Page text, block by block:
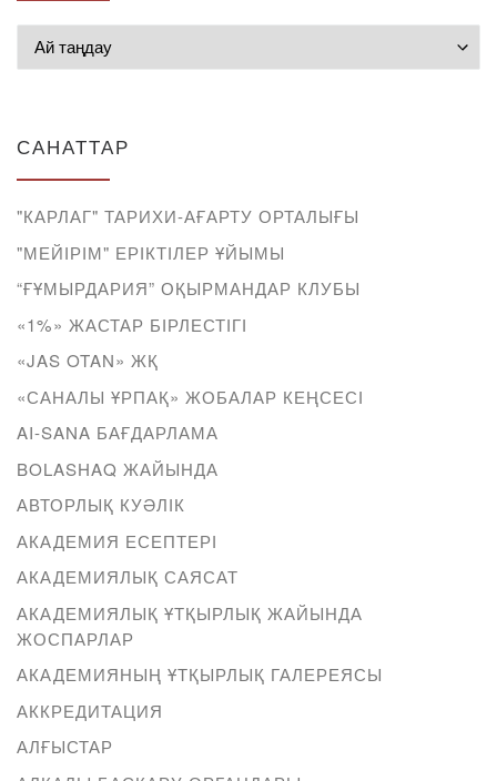
САНАТТАР
"КАРЛАГ" ТАРИХИ-АҒАРТУ ОРТАЛЫҒЫ
"МЕЙІРІМ" ЕРІКТІЛЕР ҰЙЫМЫ
“ҒҰМЫРДАРИЯ” ОҚЫРМАНДАР КЛУБЫ
«1%» ЖАСТАР БІРЛЕСТІГІ
«JAS OTAN» ЖҚ
«САНАЛЫ ҰРПАҚ» ЖОБАЛАР КЕҢСЕСІ
AI-SANA БАҒДАРЛАМА
BOLASHAQ ЖАЙЫНДА
АВТОРЛЫҚ КУӘЛІК
АКАДЕМИЯ ЕСЕПТЕРІ
АКАДЕМИЯЛЫҚ САЯСАТ
АКАДЕМИЯЛЫҚ ҰТҚЫРЛЫҚ ЖАЙЫНДА
ЖОСПАРЛАР
АКАДЕМИЯНЫҢ ҰТҚЫРЛЫҚ ГАЛЕРЕЯСЫ
АККРЕДИТАЦИЯ
АЛҒЫСТАР